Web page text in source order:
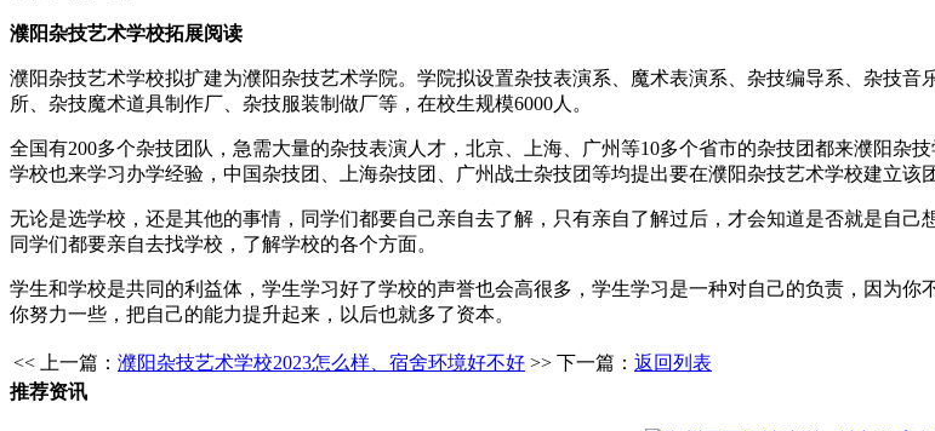
濮阳杂技艺术学校拓展阅读
濮阳杂技艺术学校拟扩建为濮阳杂技艺术学院。学院拟设置杂技表演系、魔术表演系、杂技编导系、杂技
所、杂技魔术道具制作厂、杂技服装制做厂等，在校生规模6000人。
全国有200多个杂技团队，急需大量的杂技表演人才，北京、上海、广州等10多个省市的杂技团都来濮阳杂
学校也来学习办学经验，中国杂技团、上海杂技团、广州战士杂技团等均提出要在濮阳杂技艺术学校建立该
无论是选学校，还是其他的事情，同学们都要自己亲自去了解，只有亲自了解过后，才会知道是否就是自
同学们都要亲自去找学校，了解学校的各个方面。
学生和学校是共同的利益体，学生学习好了学校的声誉也会高很多，学生学习是一种对自己的负责，因为
你努力一些，把自己的能力提升起来，以后也就多了资本。
<< 上一篇： 濮阳杂技艺术学校2023怎么样、宿舍环境好不好 >> 下一篇： 返回列表
推荐资讯